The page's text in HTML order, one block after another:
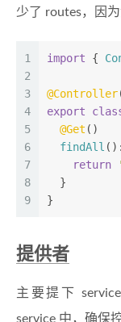
少了 routes，因
1
2
3
4
5
6
7
8
9
import {
@Controller
export
@Get ()
findAll
return
  }
}
提供者
主要提下
service 中，确保